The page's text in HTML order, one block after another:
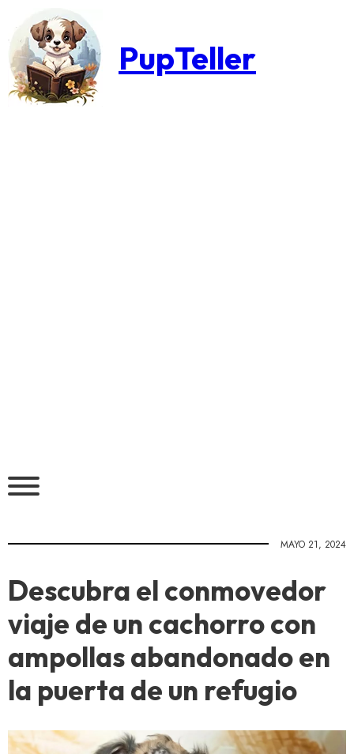
PupTeller
MAYO 21, 2024
Descubra el conmovedor
viaje de un cachorro con
ampollas abandonado en
la puerta de un refugio